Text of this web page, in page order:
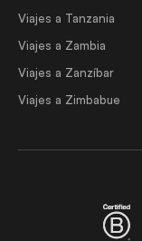
Viajes a Tanzania
Viajes a Zambia
Viajes a Zanzíbar
Viajes a Zimbabue